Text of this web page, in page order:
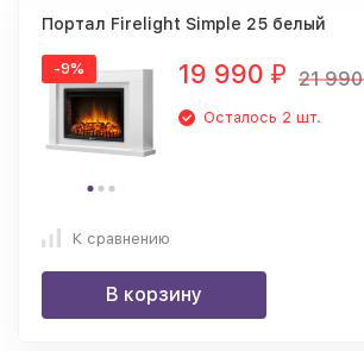
Портал Firelight Simple 25 белый
-9% 19 990 ₽ 21 990
Осталось 2 шт.
К сравнению
В корзину